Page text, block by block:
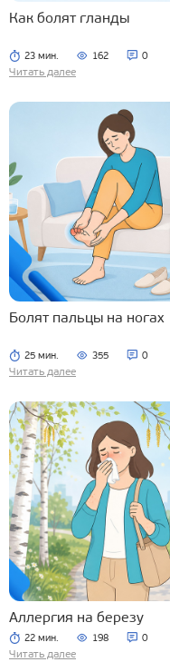
Как болят гланды
23 мин. 162 0
Читать далее
Болят пальцы на ногах
25 мин. 355 0
Читать далее
Аллергия на березу
22 мин. 198 0
Читать далее